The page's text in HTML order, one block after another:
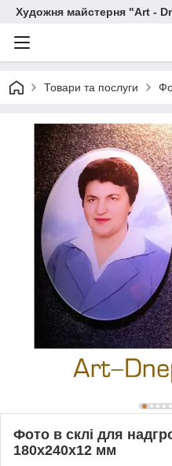
Художня майстерня "Art -
Товари та послуги
Фото в склі для
180х240х12 мм